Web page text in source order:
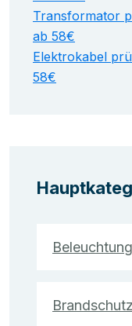
Transformator
ab 58€
Elektrokabel
58€